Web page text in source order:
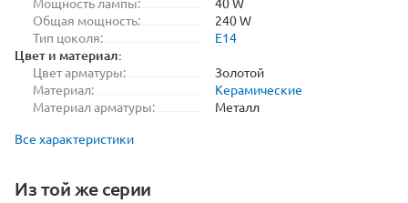
Общая мощность:
240 W
Тип цоколя:
E14
Цвет и материал:
Цвет арматуры:
Золотой
Материал:
Керамические
Материал арматуры:
Металл
Все характеристики
Из той же серии